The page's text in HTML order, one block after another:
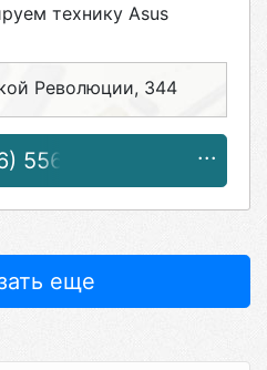
технику Asus
Революции, 344
556-52-99
еще